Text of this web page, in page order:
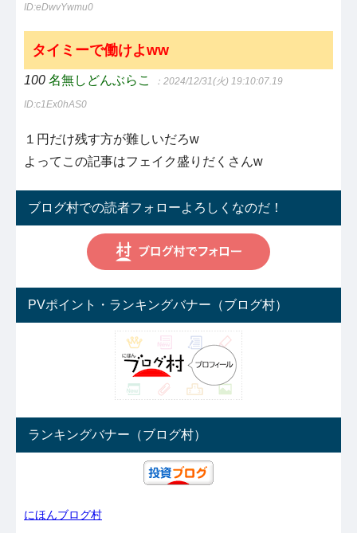
ID:eDwvYwmu0
タイミーで働けよww
100 名無しどんぶらこ ：2024/12/31(火) 19:10:07.19
ID:c1Ex0hAS0
１円だけ残す方が難しいだろw
よってこの記事はフェイク盛りだくさんw
ブログ村での読者フォローよろしくなのだ！
PVポイント・ランキングバナー（ブログ村）
ランキングバナー（ブログ村）
にほんブログ村